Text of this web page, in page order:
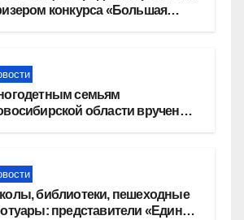
конкурса «Большая
семьям
области вручены
библиотеки, пешеходные
представители «Единой